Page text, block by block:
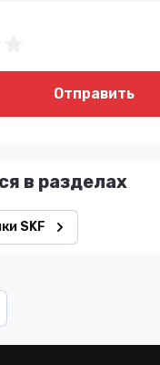
Отправить
в разделах
SKF